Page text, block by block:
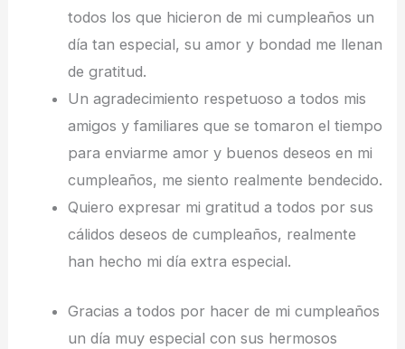
todos los que hicieron de mi cumpleaños un
día tan especial, su amor y bondad me llenan
de gratitud.
Un agradecimiento respetuoso a todos mis
amigos y familiares que se tomaron el tiempo
para enviarme amor y buenos deseos en mi
cumpleaños, me siento realmente bendecido.
Quiero expresar mi gratitud a todos por sus
cálidos deseos de cumpleaños, realmente
han hecho mi día extra especial.
Gracias a todos por hacer de mi cumpleaños
un día muy especial con sus hermosos